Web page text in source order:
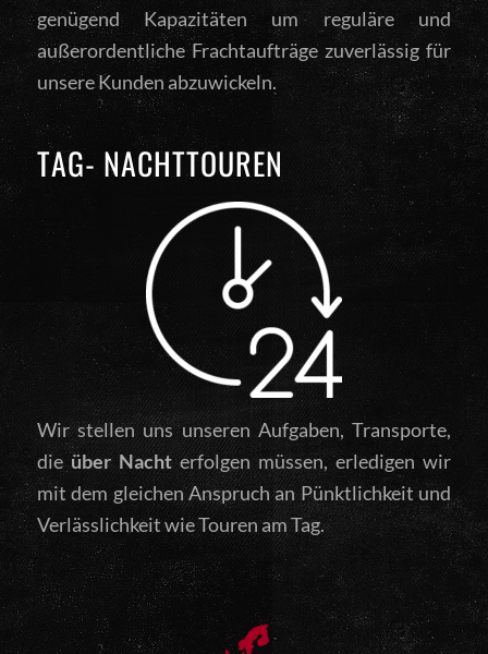
genügend Kapazitäten um reguläre und
außerordentliche Frachtaufträge zuverlässig für
unsere Kunden abzuwickeln.
TAG- NACHTTOUREN
Wir stellen uns unseren Aufgaben, Transporte,
dieüber Nachterfolgen müssen, erledigen wir
mit dem gleichen Anspruch an Pünktlichkeit und
Verlässlichkeit wie Touren am Tag.